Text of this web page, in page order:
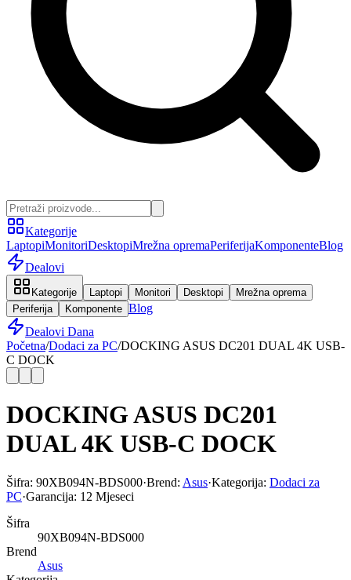
Kategorije
LaptopiMonitoriDesktopiMrežna opremaPeriferijaKomponenteBlog
Dealovi
Kategorije Laptopi Monitori Desktopi
Mrežna oprema
Periferija
Komponente Blog
Dealovi Dana
Početna/Dodaci za PC/DOCKING ASUS DC201 DUAL 4K USB-
C DOCK
DOCKING ASUS DC201
DUAL 4K USB-C DOCK
Šifra: 90XB094N-BDS000·Brend: Asus·Kategorija: Dodaci za
PC·Garancija: 12 Mjeseci
Šifra
90XB094N-BDS000
Brend
Asus